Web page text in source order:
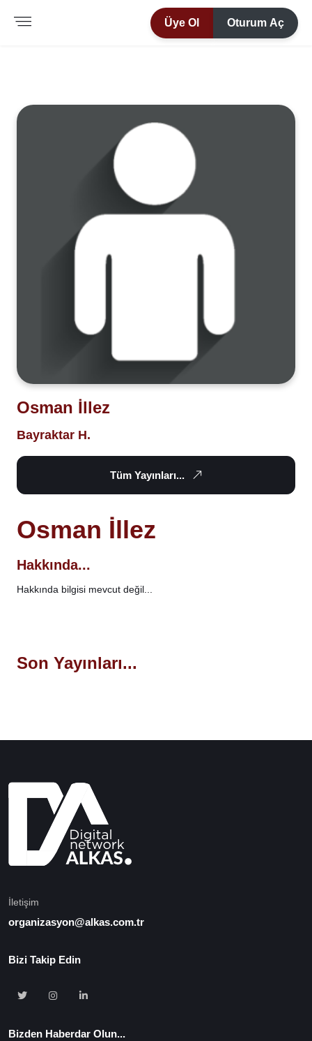
Üye Ol Oturum Aç
Osman İllez
Bayraktar H.
Tüm Yayınları...
Osman İllez
Hakkında...
Hakkında bilgisi mevcut değil...
Son Yayınları...
İletişim
organizasyon@alkas.com.tr
Bizi Takip Edin
Bizden Haberdar Olun...